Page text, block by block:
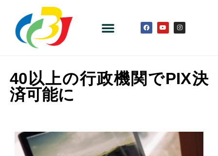
40以上の行政機関でPIX決
済可能に